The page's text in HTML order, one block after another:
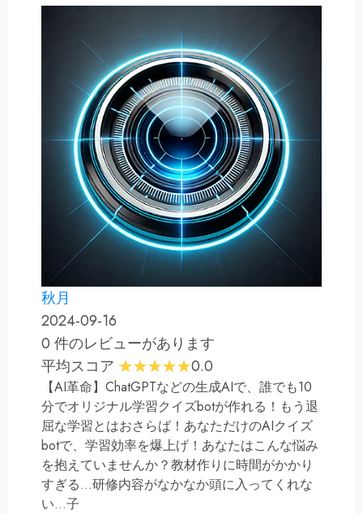
秋月
2024-09-16
0 件のレビューがあります
平均スコア
0.0
【AI革命】ChatGPTなどの生成AIで、誰でも10
分でオリジナル学習クイズbotが作れる！もう退
屈な学習とはおさらば！あなただけのAIクイズ
botで、学習効率を爆上げ！あなたはこんな悩み
を抱えていませんか？教材作りに時間がかかり
すぎる…研修内容がなかなか頭に入ってくれな
い…子